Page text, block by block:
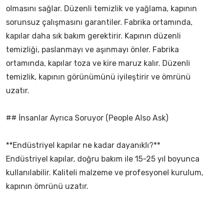
olmasını sağlar. Düzenli temizlik ve yağlama, kapının
sorunsuz çalışmasını garantiler. Fabrika ortamında,
kapılar daha sık bakım gerektirir. Kapının düzenli
temizliği, paslanmayı ve aşınmayı önler. Fabrika
ortamında, kapılar toza ve kire maruz kalır. Düzenli
temizlik, kapının görünümünü iyileştirir ve ömrünü
uzatır.
## İnsanlar Ayrıca Soruyor (People Also Ask)
**Endüstriyel kapılar ne kadar dayanıklı?**
Endüstriyel kapılar, doğru bakım ile 15-25 yıl boyunca
kullanılabilir. Kaliteli malzeme ve profesyonel kurulum,
kapının ömrünü uzatır.